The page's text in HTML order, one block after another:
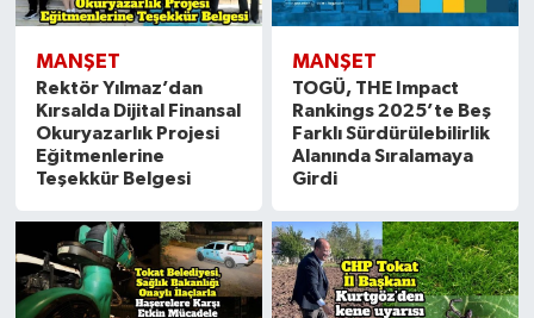
MANŞET
Rektör Yılmaz’dan
Kırsalda Dijital Finansal
Okuryazarlık Projesi
Eğitmenlerine
Teşekkür Belgesi
MANŞET
TOGÜ, THE Impact
Rankings 2025’te Beş
Farklı Sürdürülebilirlik
Alanında Sıralamaya
Girdi